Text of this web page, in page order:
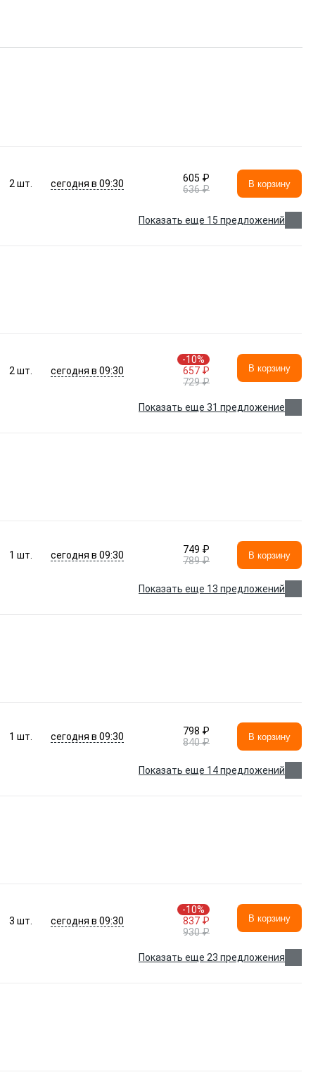
2 шт. сегодня в 09:30
605 ₽
636 ₽
В корзину
Показать еще 15 предложений
2 шт. сегодня в 09:30
-10%
657 ₽
729 ₽
В корзину
Показать еще 31 предложение
1 шт. сегодня в 09:30
749 ₽
789 ₽
В корзину
Показать еще 13 предложений
1 шт. сегодня в 09:30
798 ₽
840 ₽
В корзину
Показать еще 14 предложений
3 шт. сегодня в 09:30
-10%
837 ₽
930 ₽
В корзину
Показать еще 23 предложения